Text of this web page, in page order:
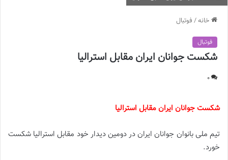
خانه/ فوتبال
فوتبال
شکست جوانان ایران مقابل استرالیا
0
شکست جوانان ایران مقابل استرالیا
تیم ملی بانوان جوانان ایران در دومین دیدار خود مقابل استرالیا شکست
خورد.